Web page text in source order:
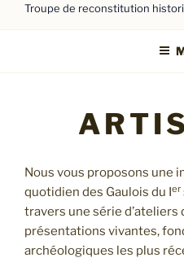
Troupe de reconstitution
Nous vous proposons une
quotidien des Gaulois du Ier
travers une série d’ateliers
présentations vivantes,
archéologiques les plus